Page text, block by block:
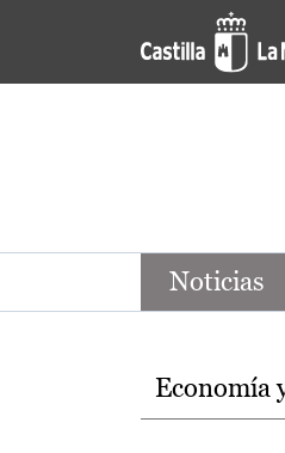
Pasar al contenido principal
Noticias de la
Noticias
Temas
Economía